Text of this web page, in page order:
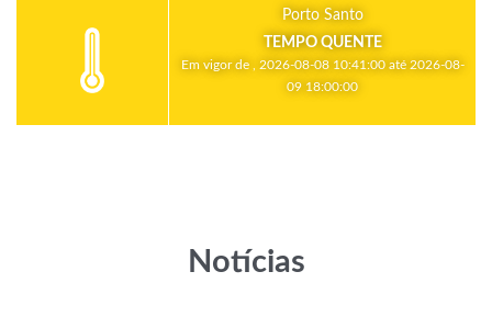
Porto Santo
TEMPO QUENTE
Em vigor de , 2026-08-08 10:41:00 até 2026-08-
09 18:00:00
Notícias